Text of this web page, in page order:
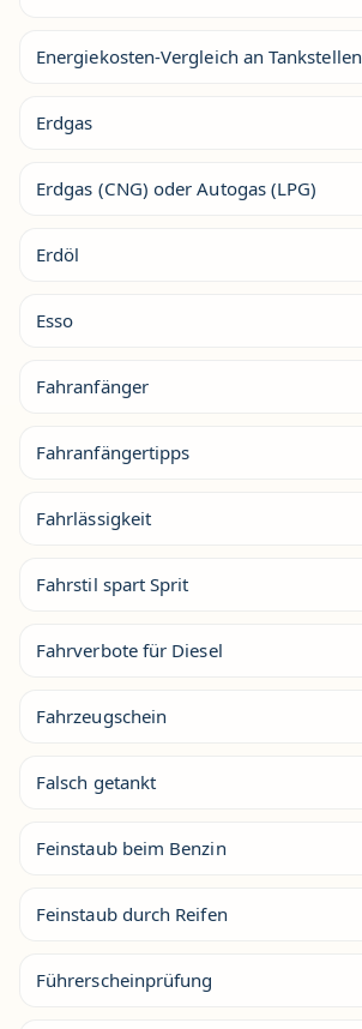
Energiekosten-Vergleich an Tankstellen
Erdgas
Erdgas (CNG) oder Autogas (LPG)
Erdöl
Esso
Fahranfänger
Fahranfängertipps
Fahrlässigkeit
Fahrstil spart Sprit
Fahrverbote für Diesel
Fahrzeugschein
Falsch getankt
Feinstaub beim Benzin
Feinstaub durch Reifen
Führerscheinprüfung